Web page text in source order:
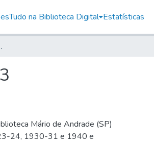
Tudo na Biblioteca Digital Estatísticas
n. 0923
Mário de Andrade (SP)
24, 1930-31 e 1940 e